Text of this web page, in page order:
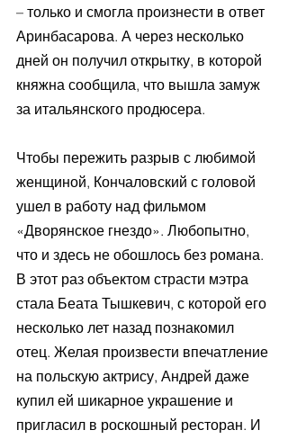
– только и смогла произнести в ответ
Аринбасарова. А через несколько
дней он получил открытку, в которой
княжна сообщила, что вышла замуж
за итальянского продюсера.
Чтобы пережить разрыв с любимой
женщиной, Кончаловский с головой
ушел в работу над фильмом
«Дворянское гнездо». Любопытно,
что и здесь не обошлось без романа.
В этот раз объектом страсти мэтра
стала Беата Тышкевич, с которой его
несколько лет назад познакомил
отец. Желая произвести впечатление
на польскую актрису, Андрей даже
купил ей шикарное украшение и
пригласил в роскошный ресторан. И